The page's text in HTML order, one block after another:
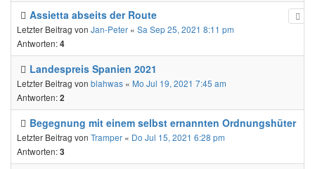
Assietta abseits der Route
Letzter Beitrag von Jan-Peter « Sa Sep 25, 2021 8:11 pm
Antworten:4
Landespreis Spanien 2021
Letzter Beitrag von blahwas « Mo Jul 19, 2021 7:45 am
Antworten:2
Begegnung mit einem selbst ernannten Ordnungshüter
Letzter Beitrag von Tramper « Do Jul 15, 2021 6:28 pm
Antworten:3